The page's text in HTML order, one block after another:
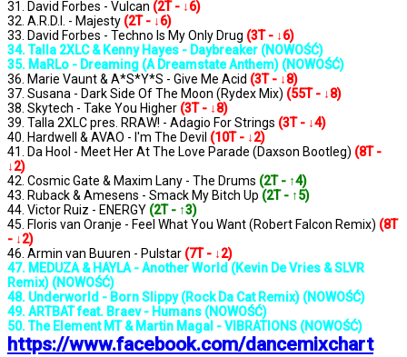
31. David Forbes - Vulcan (2T - ↓6)
32. A.R.D.I. - Majesty (2T - ↓6)
33. David Forbes - Techno Is My Only Drug (3T - ↓6)
34. Talla 2XLC & Kenny Hayes - Daybreaker (NOWOŚĆ)
35. MaRLo - Dreaming (A Dreamstate Anthem) (NOWOŚĆ)
36. Marie Vaunt & A*S*Y*S - Give Me Acid (3T - ↓8)
37. Susana - Dark Side Of The Moon (Rydex Mix) (55T - ↓8)
38. Skytech - Take You Higher (3T - ↓8)
39. Talla 2XLC pres. RRAW! - Adagio For Strings (3T - ↓4)
40. Hardwell & AVAO - I'm The Devil (10T - ↓2)
41. Da Hool - Meet Her At The Love Parade (Daxson Bootleg) (8T -
↓2)
42. Cosmic Gate & Maxim Lany - The Drums (2T - ↑4)
43. Ruback & Amesens - Smack My Bitch Up (2T - ↑5)
44. Victor Ruiz - ENERGY (2T - ↑3)
45. Floris van Oranje - Feel What You Want (Robert Falcon Remix) (8T
- ↓2)
46. Armin van Buuren - Pulstar (7T - ↓2)
47. MEDUZA & HAYLA - Another World (Kevin De Vries & SLVR
Remix) (NOWOŚĆ)
48. Underworld - Born Slippy (Rock Da Cat Remix) (NOWOŚĆ)
49. ARTBAT feat. Braev - Humans (NOWOŚĆ)
50. The Element MT & Martin Magal - VIBRATIONS (NOWOŚĆ)
https://www.facebook.com/dancemixchart